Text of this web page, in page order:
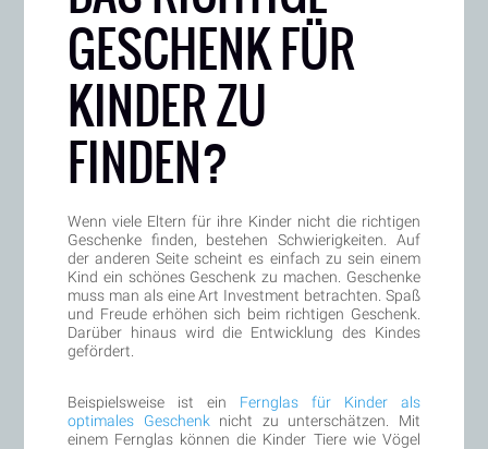
GESCHENK FÜR
KINDER ZU
FINDEN?
Wenn viele Eltern für ihre Kinder nicht die richtigen
Geschenke finden, bestehen Schwierigkeiten. Auf
der anderen Seite scheint es einfach zu sein einem
Kind ein schönes Geschenk zu machen. Geschenke
muss man als eine Art Investment betrachten. Spaß
und Freude erhöhen sich beim richtigen Geschenk.
Darüber hinaus wird die Entwicklung des Kindes
gefördert.
Beispielsweise ist ein Fernglas für Kinder als
optimales Geschenknicht zu unterschätzen. Mit
einem Fernglas können die Kinder Tiere wie Vögel